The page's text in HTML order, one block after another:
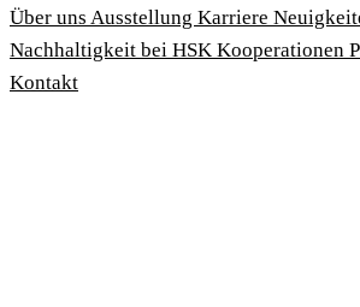
Über uns Ausstellung Karriere
Nachhaltigkeit bei HSK Kooperationen
Kontakt